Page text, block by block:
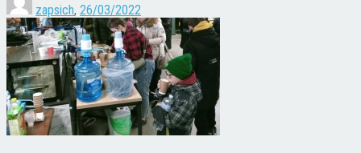
zapsich, 26/03/2022